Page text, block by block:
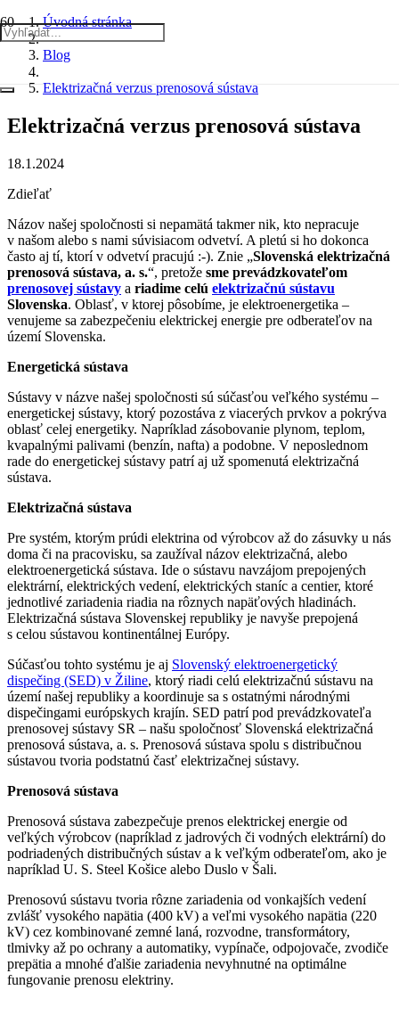
Úvodná stránka
Blog
Elektrizačná verzus prenosová sústava
Elektrizačná verzus prenosová sústava
18.1.2024
Zdieľať
Názov našej spoločnosti si nepamätá takmer nik, kto nepracuje
v našom alebo s nami súvisiacom odvetví. A pletú si ho dokonca
často aj tí, ktorí v odvetví pracujú :-). Znie „Slovenská elektrizačná
prenosová sústava, a. s.“, pretože sme prevádzkovateľom
prenosovej sústavy a riadime celú elektrizačnú sústavu
Slovenska. Oblasť, v ktorej pôsobíme, je elektroenergetika –
venujeme sa zabezpečeniu elektrickej energie pre odberateľov na
území Slovenska.
Energetická sústava
Sústavy v názve našej spoločnosti sú súčasťou veľkého systému –
energetickej sústavy, ktorý pozostáva z viacerých prvkov a pokrýva
oblasť celej energetiky. Napríklad zásobovanie plynom, teplom,
kvapalnými palivami (benzín, nafta) a podobne. V neposlednom
rade do energetickej sústavy patrí aj už spomenutá elektrizačná
sústava.
Elektrizačná sústava
Pre systém, ktorým prúdi elektrina od výrobcov až do zásuvky u nás
doma či na pracovisku, sa zaužíval názov elektrizačná, alebo
elektroenergetická sústava. Ide o sústavu navzájom prepojených
elektrární, elektrických vedení, elektrických staníc a centier, ktoré
jednotlivé zariadenia riadia na rôznych napäťových hladinách.
Elektrizačná sústava Slovenskej republiky je navyše prepojená
s celou sústavou kontinentálnej Európy.
Súčasťou tohto systému je aj Slovenský elektroenergetický
dispečing (SED) v Žiline, ktorý riadi celú elektrizačnú sústavu na
území našej republiky a koordinuje sa s ostatnými národnými
dispečingami európskych krajín. SED patrí pod prevádzkovateľa
prenosovej sústavy SR – našu spoločnosť Slovenská elektrizačná
prenosová sústava, a. s. Prenosová sústava spolu s distribučnou
sústavou tvoria podstatnú časť elektrizačnej sústavy.
Prenosová sústava
Prenosová sústava zabezpečuje prenos elektrickej energie od
veľkých výrobcov (napríklad z jadrových či vodných elektrární) do
podriadených distribučných sústav a k veľkým odberateľom, ako je
napríklad U. S. Steel Košice alebo Duslo v Šali.
Prenosovú sústavu tvoria rôzne zariadenia od vonkajších vedení
zvlášť vysokého napätia (400 kV) a veľmi vysokého napätia (220
kV) cez kombinované zemné laná, rozvodne, transformátory,
tlmivky až po ochrany a automatiky, vypínače, odpojovače, zvodiče
prepätia a mnohé ďalšie zariadenia nevyhnutné na optimálne
fungovanie prenosu elektriny.